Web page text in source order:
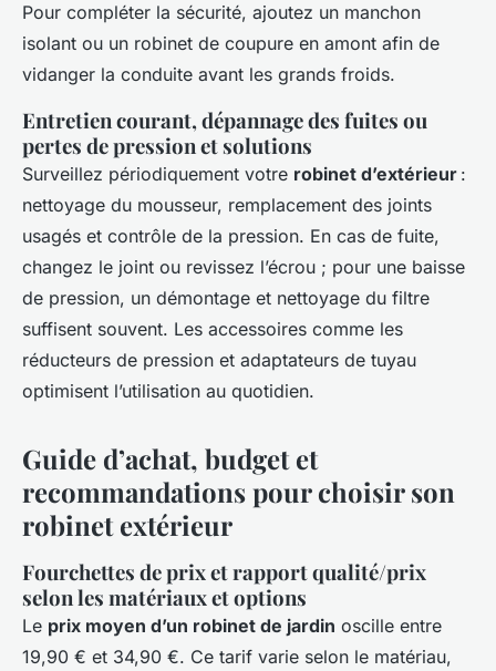
Pour compléter la sécurité, ajoutez un manchon
isolant ou un robinet de coupure en amont afin de
vidanger la conduite avant les grands froids.
Entretien courant, dépannage des fuites ou
pertes de pression et solutions
Surveillez périodiquement votre robinet d’extérieur :
nettoyage du mousseur, remplacement des joints
usagés et contrôle de la pression. En cas de fuite,
changez le joint ou revissez l’écrou ; pour une baisse
de pression, un démontage et nettoyage du filtre
suffisent souvent. Les accessoires comme les
réducteurs de pression et adaptateurs de tuyau
optimisent l’utilisation au quotidien.
Guide d’achat, budget et
recommandations pour choisir son
robinet extérieur
Fourchettes de prix et rapport qualité/prix
selon les matériaux et options
Le prix moyen d’un robinet de jardin oscille entre
19,90 € et 34,90 €. Ce tarif varie selon le matériau,